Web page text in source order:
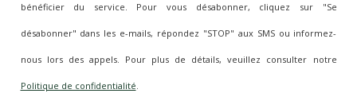
bénéficier du service. Pour vous désabonner, cliquez sur "Se
désabonner" dans les e-mails, répondez "STOP" aux SMS ou informez-
nous lors des appels. Pour plus de détails, veuillez consulter notre
Politique de confidentialité.